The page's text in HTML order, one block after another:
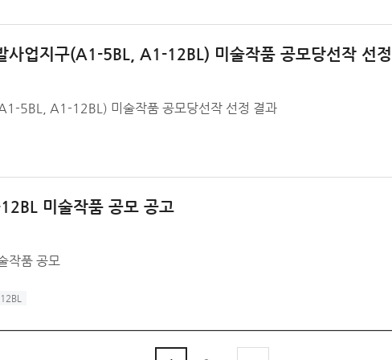
사업지구(A1-5BL, A1-12BL) 미술작품 공모당선작 선
5BL, A1-12BL) 미술작품 공모당선작 선정 결과
미술작품 공모 공고
작품 공모